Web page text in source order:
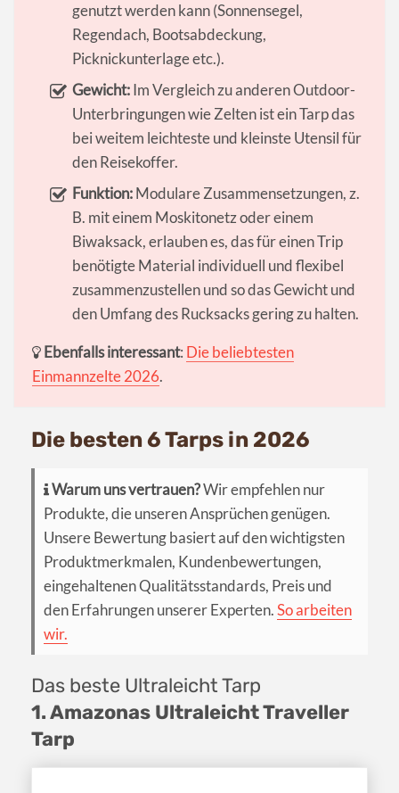
genutzt werden kann (Sonnensegel,
Regendach, Bootsabdeckung,
Picknickunterlage etc.).
Gewicht:Im Vergleich zu anderen Outdoor-
Unterbringungen wie Zelten ist ein Tarp das
bei weitem leichteste und kleinste Utensil für
den Reisekoffer.
Funktion:Modulare Zusammensetzungen, z.
B. mit einem Moskitonetz oder einem
Biwaksack, erlauben es, das für einen Trip
benötigte Material individuell und flexibel
zusammenzustellen und so das Gewicht und
den Umfang des Rucksacks gering zu halten.
Ebenfalls interessant: Die beliebtesten
Einmannzelte 2026.
Die besten 6 Tarps in 2026
Warum uns vertrauen?Wir empfehlen nur
Produkte, die unseren Ansprüchen genügen.
Unsere Bewertung basiert auf den wichtigsten
Produktmerkmalen, Kundenbewertungen,
eingehaltenen Qualitätsstandards, Preis und
den Erfahrungen unserer Experten.So arbeiten
wir.
Das beste Ultraleicht Tarp
1. Amazonas Ultraleicht Traveller
Tarp